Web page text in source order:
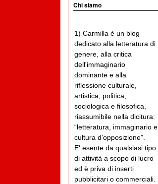
Chi siamo
1) Carmilla è un blog
dedicato alla letteratura di
genere, alla critica
dell'immaginario
dominante e alla
riflessione culturale,
artistica, politica,
sociologica e filosofica,
riassumibile nella dicitura:
“letteratura, immaginario e
cultura d'opposizione”.
E' esente da qualsiasi tipo
di attività a scopo di lucro
ed è priva di inserti
pubblicitari o commerciali.